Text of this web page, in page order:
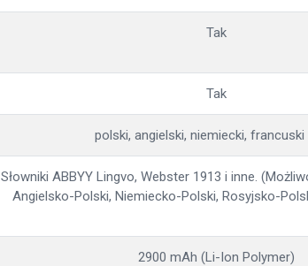
Tak
Tak
polski, angielski, niemiecki, francuski
Słowniki ABBYY Lingvo, Webster 1913 i inne.
Angielsko-Polski, Niemiecko-Polski, Rosyjsko-
2900 mAh (Li-Ion Polymer)